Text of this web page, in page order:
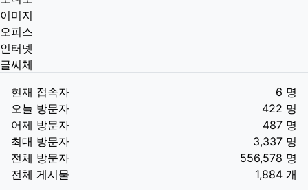
이미지
오피스
인터넷
글씨체
현재 접속자
6 명
오늘 방문자
422 명
어제 방문자
487 명
최대 방문자
3,337 명
전체 방문자
556,578 명
전체 게시물
1,884 개